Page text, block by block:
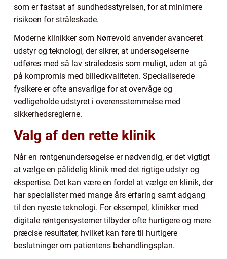
som er fastsat af sundhedsstyrelsen, for at minimere
risikoen for stråleskade.
Moderne klinikker som Nørrevold anvender avanceret
udstyr og teknologi, der sikrer, at undersøgelserne
udføres med så lav stråledosis som muligt, uden at gå
på kompromis med billedkvaliteten. Specialiserede
fysikere er ofte ansvarlige for at overvåge og
vedligeholde udstyret i overensstemmelse med
sikkerhedsreglerne.
Valg af den rette klinik
Når en røntgenundersøgelse er nødvendig, er det vigtigt
at vælge en pålidelig klinik med det rigtige udstyr og
ekspertise. Det kan være en fordel at vælge en klinik, der
har specialister med mange års erfaring samt adgang
til den nyeste teknologi. For eksempel, klinikker med
digitale røntgensystemer tilbyder ofte hurtigere og mere
præcise resultater, hvilket kan føre til hurtigere
beslutninger om patientens behandlingsplan.